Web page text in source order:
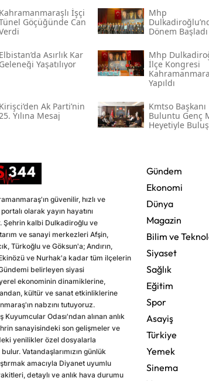
Kahramanmaraşlı İşçi
Göçüğünde Can
Mhp
Dönem Başladı
Elbistan’da Asırlık Kar
Geleneği Yaşatılıyor
Mhp
İlçe Kongresi
Yapıldı
Kirişci’den Ak Parti’nin
Yılına Mesaj
Kmtso Başkanı
Buluntu Genç
Heyetiyle
güvenilir, hızlı ve
olarak yayın hayatını
Şehrin kalbi Dulkadiroğlu ve
ve sanayi merkezleri Afşin,
Türkoğlu ve Göksun'a; Andırın,
ve Nurhak'a kadar tüm ilçelerin
belirleyen siyasi
ekonominin dinamiklerine,
kültür ve sanat etkinliklerine
nabzını tutuyoruz.
Kuyumcular Odası'ndan alınan anlık
sanayisindeki son gelişmeler ve
yenilikler özel dosyalarla
Vatandaşlarımızın günlük
amacıyla Diyanet uyumlu
detaylı ve anlık hava durumu
Gündem
Ekonomi
Dünya
Magazin
Bilim ve
Siyaset
Sağlık
Eğitim
Spor
Asayiş
Türkiye
Yemek
Sinema